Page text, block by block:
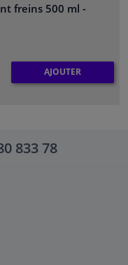
freins 500 ml -
AJOUTER
833 78